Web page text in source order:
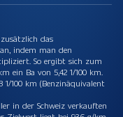
das
indem man den
So ergibt sich zum
ein Ba von 5,42 1/100 km.
1/100 km (Benzinäquivalent
in der Schweiz verkauften